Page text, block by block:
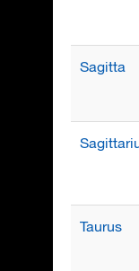
Sagitta
Taurus